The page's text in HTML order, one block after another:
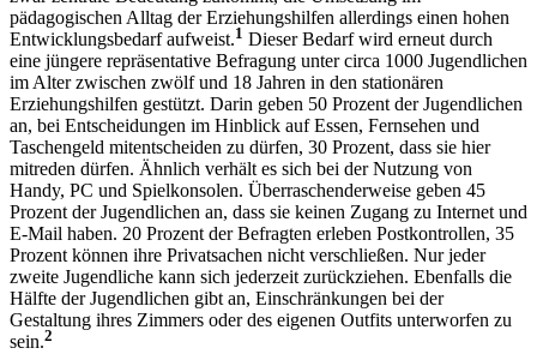
pädagogischen Alltag der Erziehungshilfen allerdings einen hohen
Entwicklungsbedarf aufweist.1 Dieser Bedarf wird erneut durch
eine jüngere repräsentative Befragung unter circa 1000 Jugendlichen
im Alter zwischen zwölf und 18 Jahren in den stationären
Erziehungshilfen gestützt. Darin geben 50 Prozent der Jugendlichen
an, bei Entscheidungen im Hinblick auf Essen, Fernsehen und
Taschengeld mitentscheiden zu dürfen, 30 Prozent, dass sie hier
mitreden dürfen. Ähnlich verhält es sich bei der Nutzung von
Handy, PC und Spielkonsolen. Überraschenderweise geben 45
Prozent der Jugendlichen an, dass sie keinen Zugang zu Internet und
E-Mail haben. 20 Prozent der Befragten erleben Postkontrollen, 35
Prozent können ihre Privatsachen nicht verschließen. Nur jeder
zweite Jugendliche kann sich jederzeit zurückziehen. Ebenfalls die
Hälfte der Jugendlichen gibt an, Einschränkungen bei der
Gestaltung ihres Zimmers oder des eigenen Outfits unterworfen zu
sein.2